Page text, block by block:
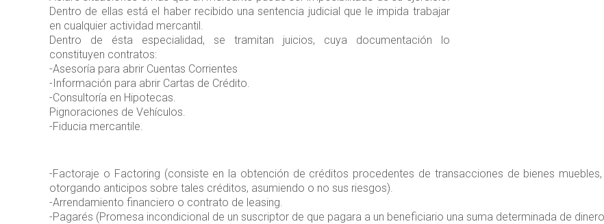
Dentro de ellas está el haber recibido una sentencia judicial que le impida trabajar
en cualquier actividad mercantil.
Dentro de ésta especialidad, se tramitan juicios, cuya documentación lo
constituyen contratos:
-Asesoría para abrir Cuentas Corrientes
-Información para abrir Cartas de Crédito.
-Consultoría en Hipotecas.
Pignoraciones de Vehículos.
-Fiducia mercantile.
-Factoraje o Factoring (consiste en la obtención de créditos procedentes de transacciones de bienes
otorgando anticipos sobre tales créditos, asumiendo o no sus riesgos).
-Arrendamiento financiero o contrato de leasing.
-Pagarés (Promesa incondicional de un suscriptor de que pagara a un beneficiario una suma determinada de